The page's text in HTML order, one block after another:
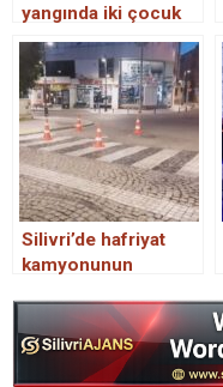
yangında iki çocuk
hayatını kaybetti
Silivri’de hafriyat
kamyonunun
hayatını kaybetti